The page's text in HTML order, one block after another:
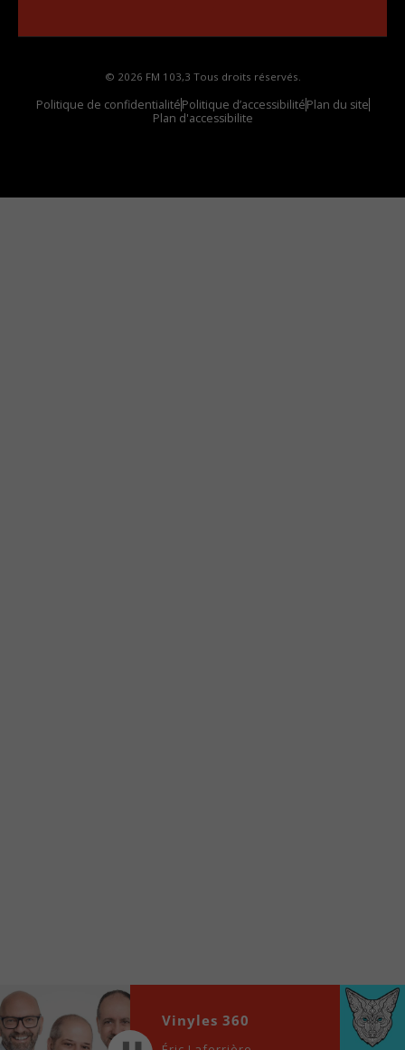
© 2026 FM 103,3 Tous droits réservés.
Politique de confidentialitéPolitique d’accessibilitéPlan du site
Plan d'accessibilite
Audio
Player
00:00
Vinyles 360